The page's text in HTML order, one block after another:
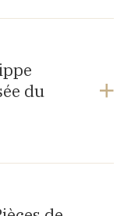
St Chamond
du